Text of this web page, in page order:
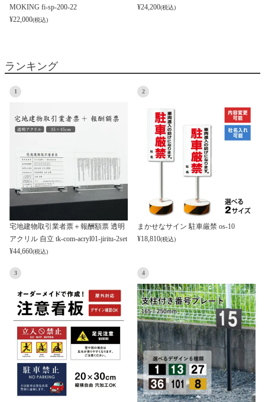
MOKING fi-sp-200-22
¥22,000(税込)
¥24,200(税込)
ランキング
1
宅地建物取引業者票＋報酬額票 透明
アクリル 自立 tk-com-acryl01-jiritu-2set
¥44,660(税込)
2
まかせなサイン 駐車厳禁 os-10
¥18,810(税込)
3 4